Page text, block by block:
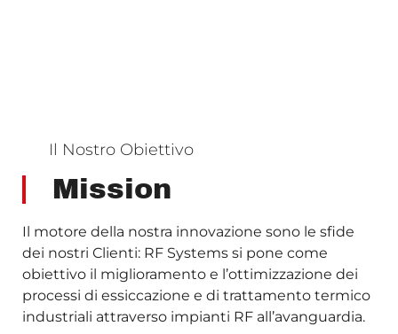
Il Nostro Obiettivo
Mission
Il motore della nostra innovazione sono le sfide
dei nostri Clienti: RF Systems si pone come
obiettivo il miglioramento e l’ottimizzazione dei
processi di essiccazione e di trattamento termico
industriali attraverso impianti RF all’avanguardia.